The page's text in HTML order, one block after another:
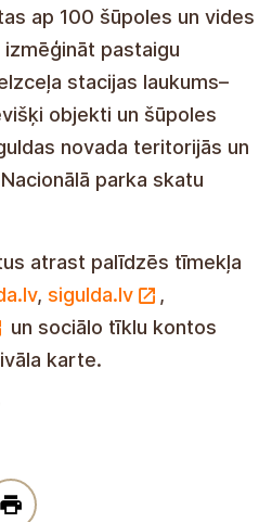
ap 100 šūpoles un vides
pastaigu
stacijas laukums–
objekti un šūpoles
novada teritorijās un
parka skatu
atrast palīdzēs tīmekļa
, sigulda.lv
,
un sociālo tīklu kontos
karte.